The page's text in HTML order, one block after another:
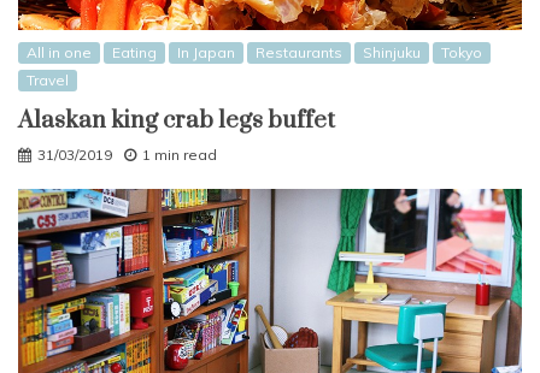
All in one Eating In Japan Restaurants Shinjuku
Tokyo
Travel
Alaskan king crab legs buffet
31/03/2019 1 min read